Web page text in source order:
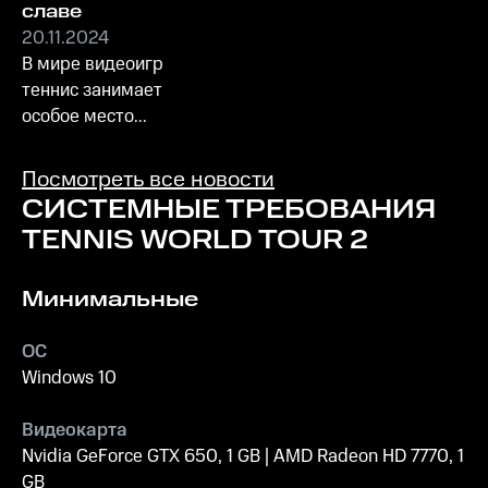
славе
20.11.2024
В мире видеоигр
теннис занимает
особое место...
Посмотреть все новости
СИСТЕМНЫЕ ТРЕБОВАНИЯ
TENNIS WORLD TOUR 2
Минимальные
ОС
Windows 10
Видеокарта
Nvidia GeForce GTX 650, 1 GB | AMD Radeon HD 7770, 1
GB